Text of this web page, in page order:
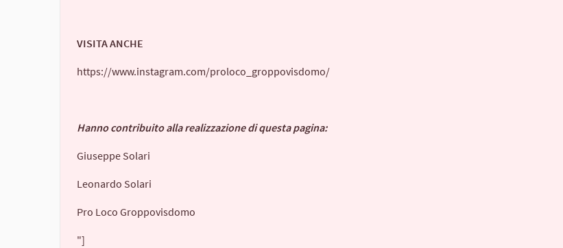
VISITA ANCHE
https://www.instagram.com/proloco_groppovisdomo/
Hanno contribuito alla realizzazione di questa pagina:
Giuseppe Solari
Leonardo Solari
Pro Loco Groppovisdomo
"]